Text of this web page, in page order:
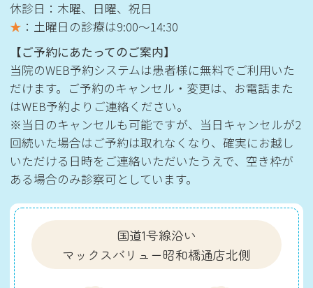
休診日：木曜、日曜、祝日
★ ：土曜日の診療は9:00〜14:30
【ご予約にあたってのご案内】
当院のWEB予約システムは患者様に無料でご利用いた
だけます。ご予約のキャンセル・変更は、お電話また
はWEB予約よりご連絡ください。
※当日のキャンセルも可能ですが、当日キャンセルが2
回続いた場合はご予約は取れなくなり、確実にお越し
いただける日時をご連絡いただいたうえで、空き枠が
ある場合のみ診察可としています。
国道1号線沿い
マックスバリュー昭和橋通店北側